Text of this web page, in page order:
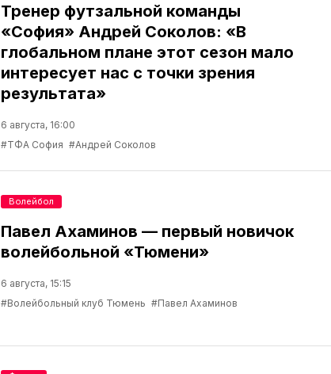
Тренер футзальной команды
«София» Андрей Соколов: «В
глобальном плане этот сезон мало
интересует нас с точки зрения
результата»
6 августа, 16:00
#ТФА София #Андрей Соколов
Павел Ахаминов — первый новичок
волейбольной «Тюмени»
6 августа, 15:15
#Волейбольный клуб Тюмень #Павел Ахаминов
Волейбол